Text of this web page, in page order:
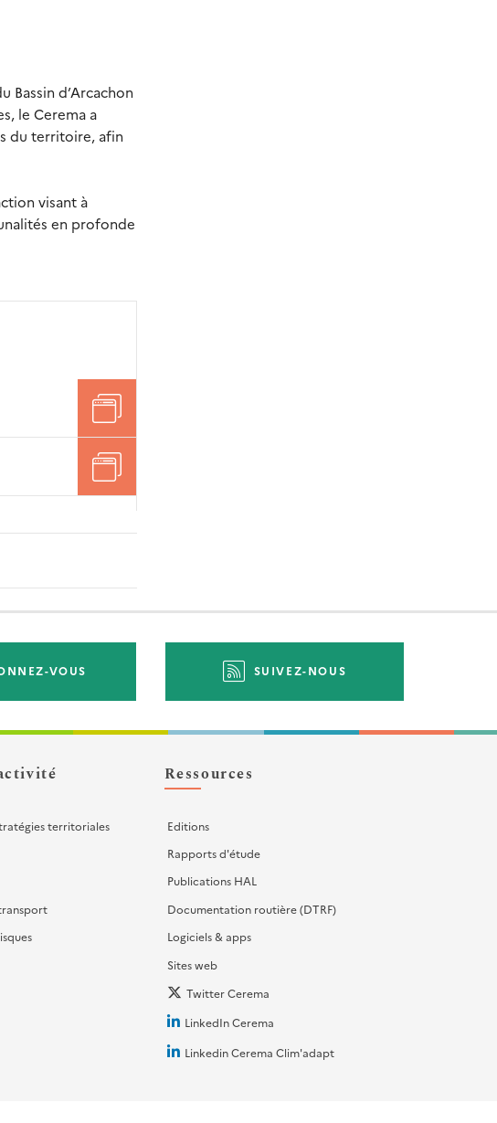
Bassin d’Arcachon
le Cerema a
du territoire, afin
visant à
en profonde
VOUS SUIVEZ-NOUS
territoriales
Ressources
Editions
Rapports d'étude
Publications HAL
Documentation routière (DTRF)
Logiciels & apps
Sites web
Twitter Cerema
LinkedIn Cerema
Linkedin Cerema Clim'adapt